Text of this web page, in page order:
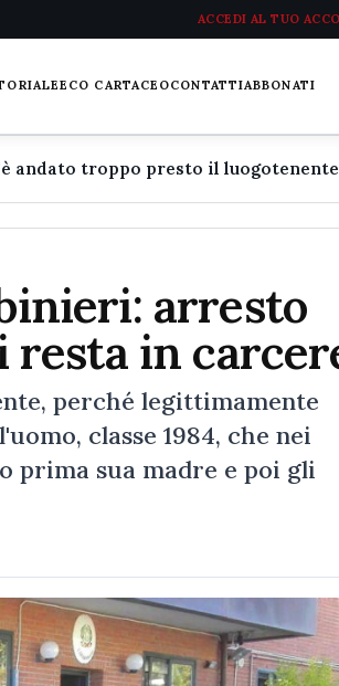
ACCEDI AL TUO
ECO CARTACEOCONTATTIABBONATI
arresto
resta in
perché legittimamente
classe 1984, che nei
prima sua madre e poi gli